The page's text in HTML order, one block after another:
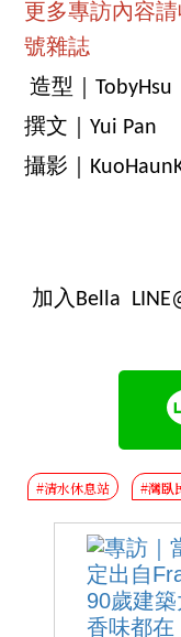
更多專訪內容
號雜誌
造型｜TobyHsu
撰文｜Yui Pan
攝影｜
加入Bella
#清水休息站 #灣臥